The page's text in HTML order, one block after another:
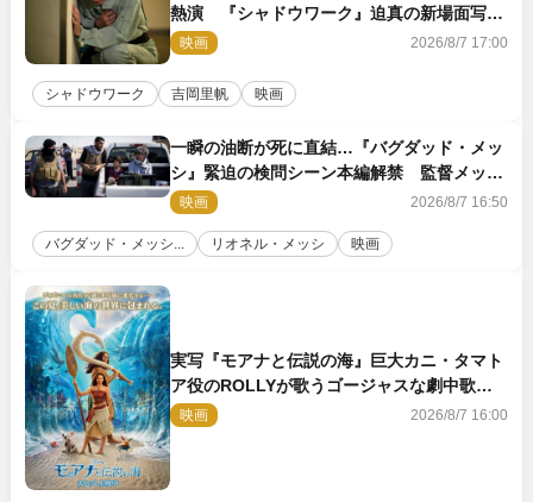
熱演 『シャドウワーク』迫真の新場面写真
公開
映画 2026/8/7 17:00
シャドウワーク 吉岡里帆 映画
一瞬の油断が死に直結…『バグダッド・メッ
シ』緊迫の検問シーン本編解禁 監督メッセ
ージも到着
映画 2026/8/7 16:50
バグダッド・メッシ... リオネル・メッシ 映画
実写『モアナと伝説の海』巨大カニ・タマト
ア役のROLLYが歌うゴージャスな劇中歌
「シャイニー」本編映像解禁
映画 2026/8/7 16:00